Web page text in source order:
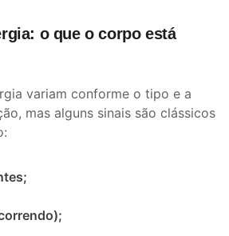
o que o corpo está
variam conforme o tipo e a
mas alguns sinais são clássicos